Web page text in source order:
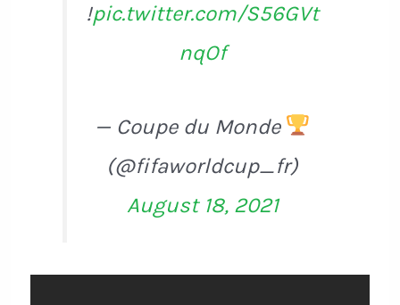
!pic.twitter.com/S56GVt
nqOf
— Coupe du Monde
(@fifaworldcup_fr)
August 18, 2021